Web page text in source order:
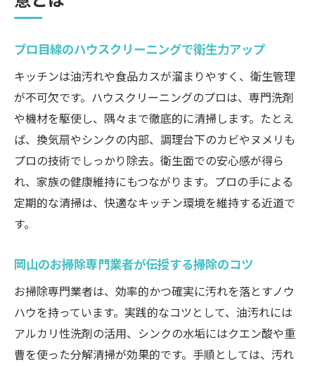
法
岡山で評判のサービス比較チェックポイン
ト
ハウスクリーニング料金表で相場を把握
家全体を清潔に保つプロのテクニック
費用対効果を高めるキッチンクリーニング術
ハウスクリーニングでコスパ重視の掃除術
口コミやレビューで賢いサービス選択を
まるごと清掃依頼で無駄なくキレイを実現
ハウスクリーニング活用で家計も快適生活
も
プロ目線のハウスクリーニングで衛生力アップ
キッチンは油汚れや食品カスが溜まりやすく、衛生管理
が不可欠です。ハウスクリーニングのプロは、専門洗剤
や機材を駆使し、隅々まで徹底的に清掃します。たとえ
ば、換気扇やシンクの内部、調理台下のカビやヌメリも
プロの技術でしっかり除去。衛生面での安心感が得ら
れ、家族の健康維持にもつながります。プロの手による
定期的な清掃は、快適なキッチン環境を維持する近道で
す。
岡山のお掃除専門業者が伝授する掃除のコツ
お掃除専門業者は、効率的かつ確実に汚れを落とすノウ
ハウを持っています。実践的なコツとして、油汚れには
アルカリ性洗剤の活用、シンクの水垢にはクエン酸や重
曹を使った分解清掃が効果的です。手順としては、汚れ